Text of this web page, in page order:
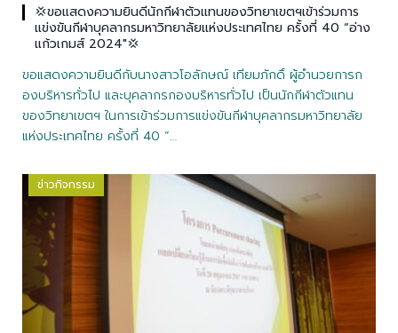
💢ขอแสดงความยินดีนักกีฬาตัวแทนของวิทยาเขตฯเข้าร่วมการ
แข่งขันกีฬาบุคลากรมหาวิทยาลัยแห่งประเทศไทย ครั้งที่ 40 “อ่าง
แก้วเกมส์ 2024″💢
ขอแสดงความยินดีกับนางสาวโอลักษณ์ เทียมภักดิ์ ผู้อำนวยการก
องบริหารทั่วไป และบุคลากรกองบริหารทั่วไป เป็นนักกีฬาตัวแทน
ของวิทยาเขตฯ ในการเข้าร่วมการแข่งขันกีฬาบุคลากรมหาวิทยาลัย
แห่งประเทศไทย ครั้งที่ 40 “…
ข่าวกิจกรรม